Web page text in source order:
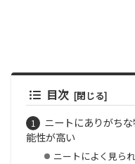
目次
ニートにありがち
能性が高い
ニートによく見ら